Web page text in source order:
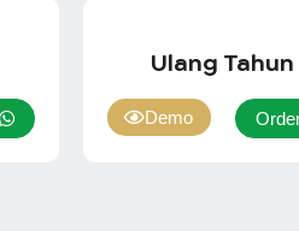
Ulang Tahun
Demo